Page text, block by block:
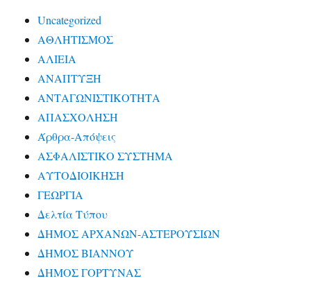
Uncategorized
ΑΘΛΗΤΙΣΜΟΣ
ΑΛΙΕΙΑ
ΑΝΑΠΤΥΞΗ
ΑΝΤΑΓΩΝΙΣΤΙΚΟΤΗΤΑ
ΑΠΑΣΧΟΛΗΣΗ
Άρθρα-Απόψεις
ΑΣΦΑΛΙΣΤΙΚΟ ΣΥΣΤΗΜΑ
ΑΥΤΟΔΙΟΙΚΗΣΗ
ΓΕΩΡΓΙΑ
Δελτία Τύπου
ΔΗΜΟΣ ΑΡΧΑΝΩΝ-ΑΣΤΕΡΟΥΣΙΩΝ
ΔΗΜΟΣ ΒΙΑΝΝΟΥ
ΔΗΜΟΣ ΓΟΡΤΥΝΑΣ